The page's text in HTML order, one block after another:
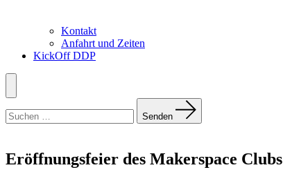
Kontakt
Anfahrt und Zeiten
KickOff DDP
Menü
nach:
Senden
Eröffnungsfeier des Makerspace Clubs